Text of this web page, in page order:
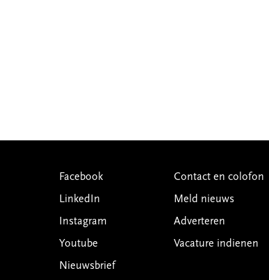
Facebook
LinkedIn
Instagram
Youtube
Nieuwsbrief
Contact en colofon
Meld nieuws
Adverteren
Vacature indienen